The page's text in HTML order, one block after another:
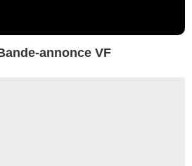
annonce VF